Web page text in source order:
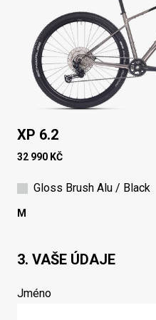
XP 6.2
32 990 KČ
Gloss Brush Alu / Black
M
3. VAŠE ÚDAJE
Jméno